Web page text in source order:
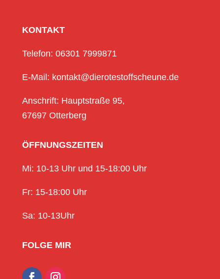
KONTAKT
Telefon: 06301 7999871
E-Mail: kontakt@dierotestoffscheune.de
Anschrift: Hauptstraße 95,
67697 Otterberg
ÖFFNUNGSZEITEN
Mi: 10-13 Uhr und 15-18:00 Uhr
Fr: 15-18:00 Uhr
Sa: 10-13Uhr
FOLGE MIR